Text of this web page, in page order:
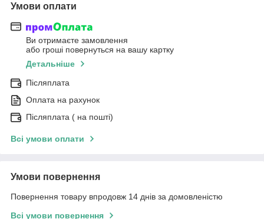
Умови оплати
Ви отримаєте замовлення
або гроші повернуться на вашу картку
Детальніше
Післяплата
Оплата на рахунок
Післяплата ( на пошті)
Всі умови оплати
Умови повернення
Повернення товару впродовж 14 днів за домовленістю
Всі умови повернення